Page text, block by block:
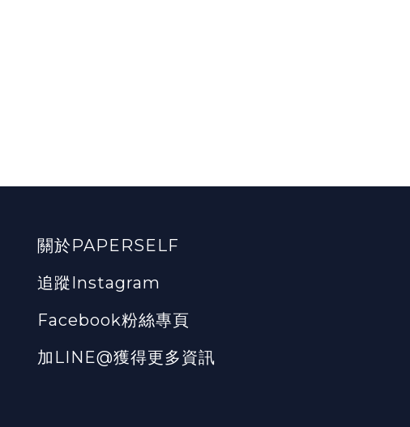
關於PAPERSELF
追蹤Instagram
Facebook粉絲專頁
加LINE@獲得更多資訊